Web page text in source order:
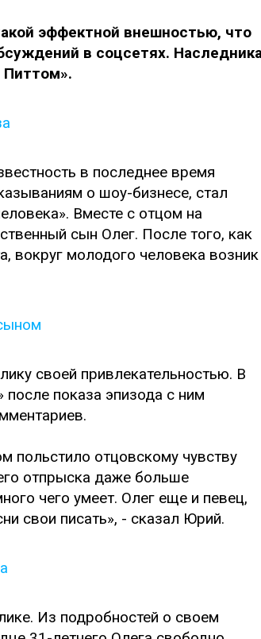
эффектной внешностью, что
в соцсетях.
Питтом».
в последнее время
о шоу-бизнесе, стал
Вместе с отцом на
сын Олег. После того, как
вокруг молодого человека возник
своей привлекательностью. В
после показа эпизода с ним
польстило отцовскому чувству
отпрыска даже больше
чего умеет. Олег еще и певец,
свои писать», - сказал Юрий.
Из подробностей о своем